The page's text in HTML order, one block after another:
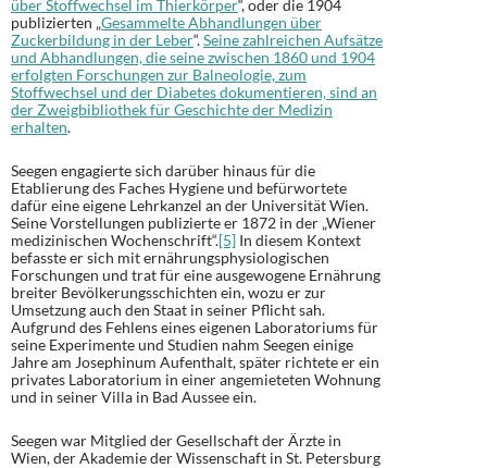
über Stoffwechsel im Thierkörper“, oder die 1904
publizierten „Gesammelte Abhandlungen über
Zuckerbildung in der Leber“.Seine zahlreichen Aufsätze
und Abhandlungen, die seine zwischen 1860 und 1904
erfolgten Forschungen zur Balneologie, zum
Stoffwechsel und der Diabetes dokumentieren, sind an
der Zweigbibliothek für Geschichte der Medizin
erhalten.
Seegen engagierte sich darüber hinaus für die
Etablierung des Faches Hygiene und befürwortete
dafür eine eigene Lehrkanzel an der Universität Wien.
Seine Vorstellungen publizierte er 1872 in der „Wiener
medizinischen Wochenschrift“.[5] In diesem Kontext
befasste er sich mit ernährungsphysiologischen
Forschungen und trat für eine ausgewogene Ernährung
breiter Bevölkerungsschichten ein, wozu er zur
Umsetzung auch den Staat in seiner Pflicht sah.
Aufgrund des Fehlens eines eigenen Laboratoriums für
seine Experimente und Studien nahm Seegen einige
Jahre am Josephinum Aufenthalt, später richtete er ein
privates Laboratorium in einer angemieteten Wohnung
und in seiner Villa in Bad Aussee ein.
Seegen war Mitglied der Gesellschaft der Ärzte in
Wien, der Akademie der Wissenschaft in St. Petersburg